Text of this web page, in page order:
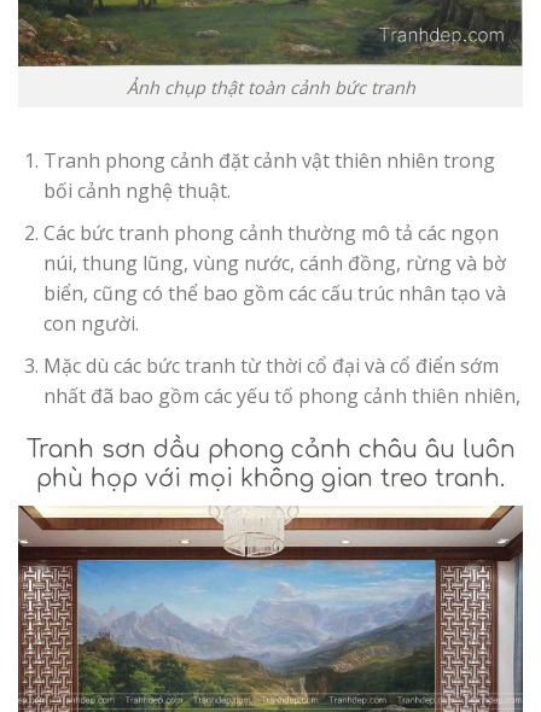
Ảnh chụp thật toàn cảnh bức tranh
Tranh phong cảnh đặt cảnh vật thiên nhiên trong
bối cảnh nghệ thuật.
Các bức tranh phong cảnh thường mô tả các ngọn
núi, thung lũng, vùng nước, cánh đồng, rừng và bờ
biển, cũng có thể bao gồm các cấu trúc nhân tạo và
con người.
Mặc dù các bức tranh từ thời cổ đại và cổ điển sớm
nhất đã bao gồm các yếu tố phong cảnh thiên nhiên,
Tranh sơn dầu phong cảnh châu âu luôn
phù họp với mọi không gian treo tranh.